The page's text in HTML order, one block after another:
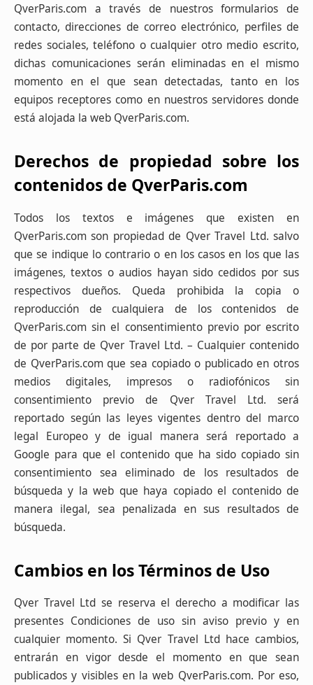
QverParis.com a través de nuestros formularios de
contacto, direcciones de correo electrónico, perfiles de
redes sociales, teléfono o cualquier otro medio escrito,
dichas comunicaciones serán eliminadas en el mismo
momento en el que sean detectadas, tanto en los
equipos receptores como en nuestros servidores donde
está alojada la web QverParis.com.
Derechos de propiedad sobre los
contenidos de QverParis.com
Todos los textos e imágenes que existen en
QverParis.com son propiedad de Qver Travel Ltd. salvo
que se indique lo contrario o en los casos en los que las
imágenes, textos o audios hayan sido cedidos por sus
respectivos dueños. Queda prohibida la copia o
reproducción de cualquiera de los contenidos de
QverParis.com sin el consentimiento previo por escrito
de por parte de Qver Travel Ltd. – Cualquier contenido
de QverParis.com que sea copiado o publicado en otros
medios digitales, impresos o radiofónicos sin
consentimiento previo de Qver Travel Ltd. será
reportado según las leyes vigentes dentro del marco
legal Europeo y de igual manera será reportado a
Google para que el contenido que ha sido copiado sin
consentimiento sea eliminado de los resultados de
búsqueda y la web que haya copiado el contenido de
manera ilegal, sea penalizada en sus resultados de
búsqueda.
Cambios en los Términos de Uso
Qver Travel Ltd se reserva el derecho a modificar las
presentes Condiciones de uso sin aviso previo y en
cualquier momento. Si Qver Travel Ltd hace cambios,
entrarán en vigor desde el momento en que sean
publicados y visibles en la web QverParis.com. Por eso,